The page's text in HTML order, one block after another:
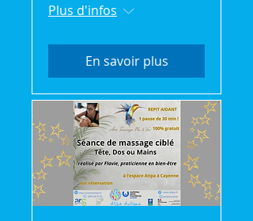
Plus d'infos
En savoir plus